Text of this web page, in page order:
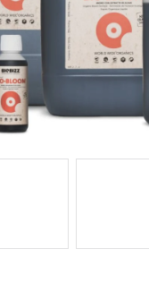
Kaufberatung AGB
Impressum